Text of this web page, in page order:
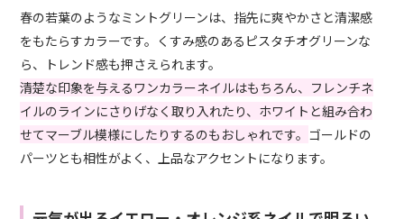
春の若葉のようなミントグリーンは、指先に爽やかさと清潔感
をもたらすカラーです。くすみ感のあるピスタチオグリーンな
ら、トレンド感も押さえられます。
清楚な印象を与えるワンカラーネイルはもちろん、フレンチネ
イルのラインにさりげなく取り入れたり、ホワイトと組み合わ
せてマーブル模様にしたりするのもおしゃれです。 ゴールドの
パーツとも相性がよく、上品なアクセントになります。